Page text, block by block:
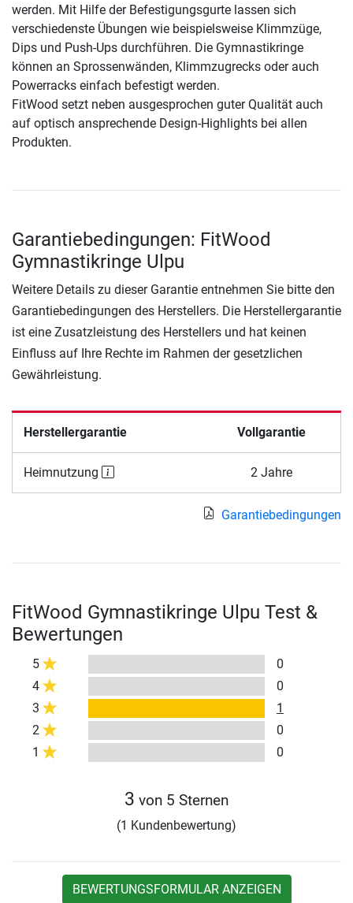
werden. Mit Hilfe der Befestigungsgurte lassen sich
verschiedenste Übungen wie beispielsweise Klimmzüge,
Dips und Push-Ups durchführen. Die Gymnastikringe
können an Sprossenwänden, Klimmzugrecks oder auch
Powerracks einfach befestigt werden.
FitWood setzt neben ausgesprochen guter Qualität auch
auf optisch ansprechende Design-Highlights bei allen
Produkten.
Garantiebedingungen: FitWood
Gymnastikringe Ulpu
Weitere Details zu dieser Garantie entnehmen Sie bitte den
Garantiebedingungen des Herstellers. Die Herstellergarantie
ist eine Zusatzleistung des Herstellers und hat keinen
Einfluss auf Ihre Rechte im Rahmen der gesetzlichen
Gewährleistung.
Herstellergarantie Vollgarantie
Heimnutzung 2 Jahre
Garantiebedingungen
FitWood Gymnastikringe Ulpu Test &
Bewertungen
5
0
4
0
3
1
2
0
1
0
3 von 5 Sternen
(1 Kundenbewertung)
BEWERTUNGSFORMULAR ANZEIGEN